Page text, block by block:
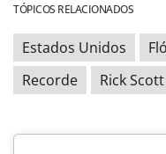
TÓPICOS RELACIONADOS
Estados Unidos
Recorde
Rick Scott